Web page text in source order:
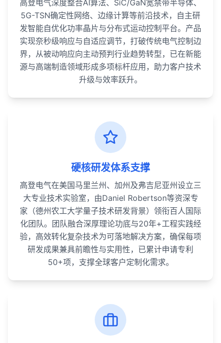
高登电气深度整合AI算法、SiC/GaN宽禁带半导体、
5G-TSN确定性网络、边缘计算等前沿技术，自主研
发智能自优化功率晶片与分布式运动控制平台。产品
实现奈秒级响应与自适应调节，打破传统电气控制边
界，从被动响应向主动预判行业趋势转型，已在新能
源与高端制造领域形成多项标杆应用，助力客户技术
升级与效率跃升。
硬核研发体系支撑
高登电气在美国马里兰州、加州及弗吉尼亚州设立三
大专业技术实验室，由Daniel Robertson等资深专
家（德州农工大学量子技术研发背景）领衔百人国际
化团队。团队融合深厚理论功底与20年+工程实践经
验，高效转化复杂技术为可落地解决方案，确保每项
研发成果兼具前瞻性与实用性，已累计申请专利
50+项，支撑全球客户定制化需求。